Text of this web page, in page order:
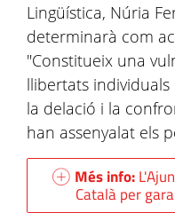
Lingüística, Núria
determinarà com
"Constitueix una
llibertats
la delació i la
han assenyalat els
Més info:
Català per